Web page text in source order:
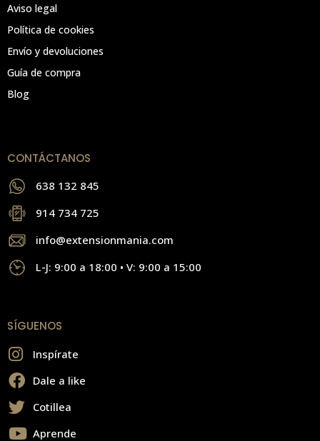
Aviso legal
Política de cookies
Envío y devoluciones
Guía de compra
Blog
CONTÁCTANOS
638 132 845
914 734 725
info@extensionmania.com
L-J: 9:00 a 18:00 • V: 9:00 a 15:00
SÍGUENOS
Inspírate
Dale a like
Cotillea
Aprende